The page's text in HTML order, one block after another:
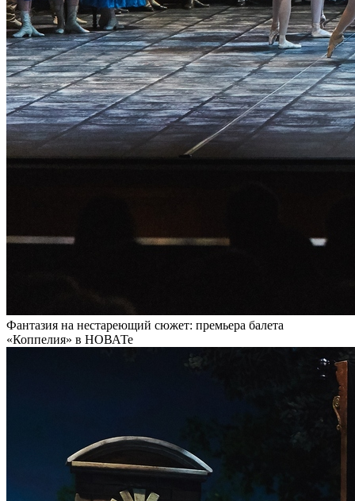
Фантазия на нестареющий сюжет: премьера балета
«Коппелия» в НОВАТе